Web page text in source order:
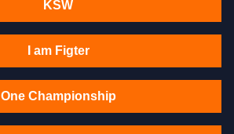
KSW
I am Figter
One Championship